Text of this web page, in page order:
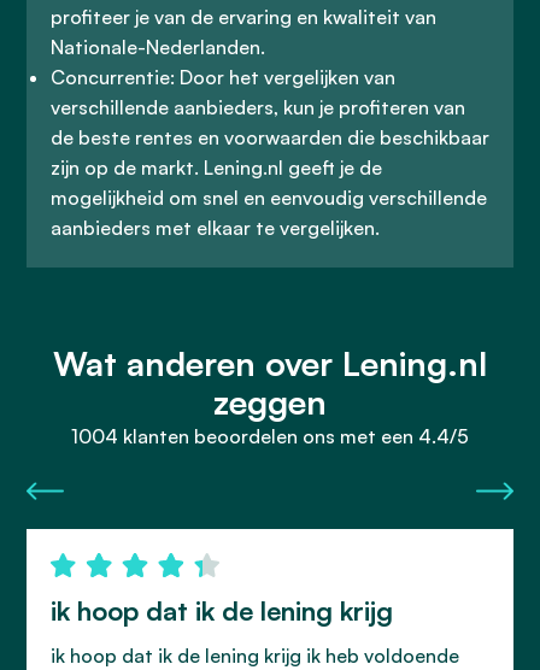
profiteer je van de ervaring en kwaliteit van
Nationale-Nederlanden.
Concurrentie: Door het vergelijken van
verschillende aanbieders, kun je profiteren van
de beste rentes en voorwaarden die beschikbaar
zijn op de markt. Lening.nl geeft je de
mogelijkheid om snel en eenvoudig verschillende
aanbieders met elkaar te vergelijken.
Wat anderen over Lening.nl
zeggen
1004 klanten beoordelen ons met een 4.4/5
ik hoop dat ik de lening krijg
ik hoop dat ik de lening krijg ik heb voldoende